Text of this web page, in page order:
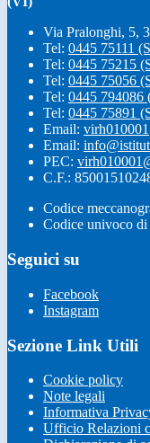
Via Pralonghi, 5,
Tel: 0445 75111
Tel: 0445 75215
Tel: 0445 75056
Tel: 0445 794086
Tel: 0445 75891
Email:
Email:
PEC:
C.F.:
Codice
Codice univoco
Seguici su
Facebook
Instagram
Sezione Link Utili
Cookie policy
Note legali
Informativa
Ufficio Relazioni